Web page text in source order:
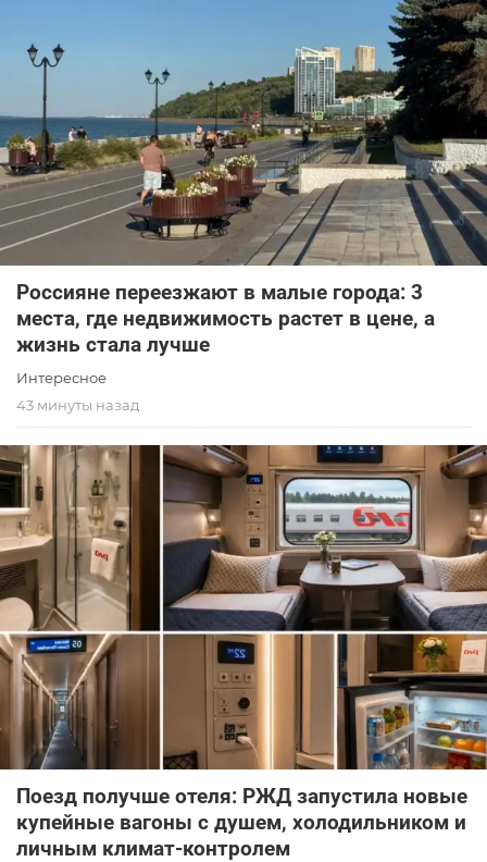
Россияне переезжают в малые города: 3
места, где недвижимость растет в цене, а
жизнь стала лучше
Интересное
43 минуты назад
Поезд получше отеля: РЖД запустила новые
купейные вагоны с душем, холодильником и
личным климат-контролем